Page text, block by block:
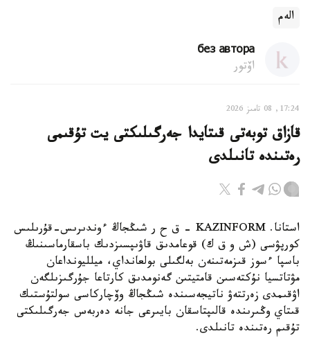
الەم
без автора
اۆتور
17:24, 08 تامىز 2026
قازاق توبەتى قىتايدا جەرگىلىكتى يت تۇقىمى
رەتىندە تانىلدى
استانا. KAZINFORM – ق ح ر شىڭجاڭ ءوندىرىس-قۇرىلىس
كورپۋسى (ش و ق ك) قوعامدىق قاۋىپسىزدىك باسقارماسىنىڭ
باسپا ءسوز قىزمەتىنەن بەلگىلى بولعانداي، ميلليونداعان
مۋتاتسيا نۇكتەسىن قامتيتىن گەنومدىق كارتاعا جۇرگىزىلگەن
اۋقىمدى زەرتتەۋ ناتيجەسىندە شىڭجاڭ وۆچاركاسى سولتۇستىك
قىتاي وڭىرىندە قالىپتاسقان بايىرعى جانە دەربەس جەرگىلىكتى
تۇقىم رەتىندە تانىلدى.